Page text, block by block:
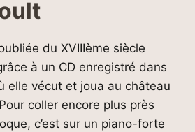
du XVIIIème siècle
à un CD enregistré dans
elle vécut et joua au château
coller encore plus près
c’est sur un piano-forte